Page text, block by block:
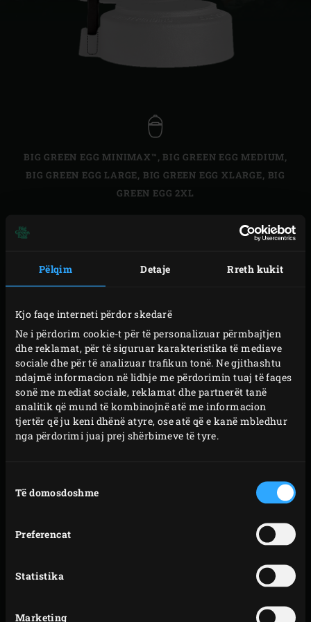
Pëlqim Detaje Rreth kukit
Kjo faqe interneti përdor skedarë
Ne i përdorim cookie-t për të personalizuar përmbajtjen
dhe reklamat, për të siguruar karakteristika të mediave
sociale dhe për të analizuar trafikun tonë. Ne gjithashtu
ndajmë informacion në lidhje me përdorimin tuaj të faqes
sonë me mediat sociale, reklamat dhe partnerët tanë
analitik që mund të kombinojnë atë me informacion
tjertër që ju keni dhënë atyre, ose atë që e kanë mbledhur
nga përdorimi juaj prej shërbimeve të tyre.
Të domosdoshme
Preferencat
Statistika
Marketing
BIG GREEN EGG MINIMAX™,BIG GREEN EGG MEDIUM,
BIG GREEN EGG LARGE, BIG GREEN EGG XLARGE, BIG
GREEN EGG 2XL
Gjithmonë ka mundësi për të rënë shi ndërkohë që
pajisjes EGG, ju nuk do të lejoni shiun t’ua ndalë gatimin,
por ju gjithashtu nuk dëshironi pika shiu në pajisjen tuaj
të Big Green Egg. Kapaku për mbrojtje nga shiu i Big
Green Egg shërben si një ombrellë për rregullatorin tuaj
të ajrit. Kapaku për mbrojtje nga shiu mund të përdoret
vetëm në kombinim merregullatorin.
Modelet
Kodi i
artikullit
Large,
MiniMax